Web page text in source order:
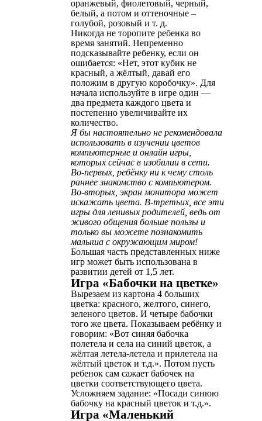
оранжевый, фиолетовый, черный,
белый, а потом и оттеночные –
голубой, розовый и т. д.
Никогда не торопите ребенка во
время занятий. Непременно
подсказывайте ребенку, если он
ошибается: «Нет, этот кубик не
красный, а жёлтый, давай его
положим в другую коробочку». Для
начала используйте в игре один —
два предмета каждого цвета и
постепенно увеличивайте их
количество.
Я бы настоятельно не рекомендовала
использовать в изучении цветов
компьютерные и онлайн игры,
которых сейчас в изобилии в сети.
Во-первых, ребёнку ни к чему столь
раннее знакомство с компьютером.
Во-вторых, экран монитора может
искажать цвета. В-третьих, все эти
игры для ленивых родителей, ведь от
живого общения больше пользы и
только вы можете познакомить
малыша с окружающим миром!
Большая часть представленных ниже
игр может быть использована в
развитии детей от 1,5 лет.
Игра «Бабочки на цветке»
Вырезаем из картона 4 больших
цветка: красного, желтого, синего,
зеленого цветов. И четыре бабочки
того же цвета. Показываем ребёнку и
говорим: «Вот синяя бабочка
полетела и села на синий цветок, а
жёлтая летела-летела и прилетела на
жёлтый цветок и т.д.». Потом пусть
ребенок сам сажает бабочек на
цветки соответствующего цвета.
Усложняем задание: «Посади синюю
бабочку на красный цветок и т.д.».
Игра «Маленький